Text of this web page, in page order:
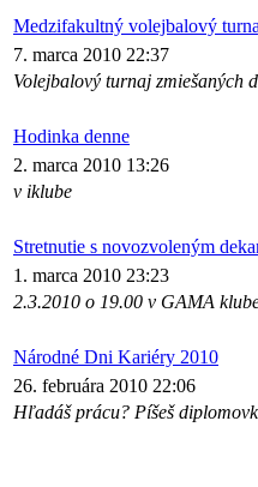
Medzifakultný volejbalový
7. marca 2010 22:37
Volejbalový turnaj zmiešaných
Hodinka denne
2. marca 2010 13:26
v iklube
Stretnutie s novozvoleným
1. marca 2010 23:23
2.3.2010 o 19.00 v GAMA
Národné Dni Kariéry 2010
26. februára 2010 22:06
Hľadáš prácu? Píšeš